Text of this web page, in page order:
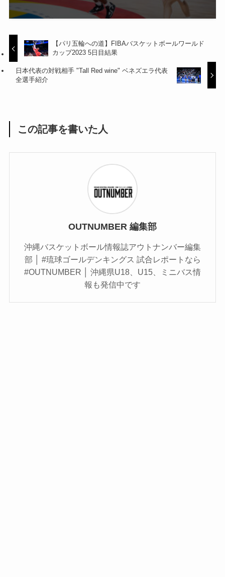
【パリ五輪への道】FIBAバスケットボールワールド
カップ2023 5日目結果
日本代表の対戦相手 "Tall Red wine" ベネズエラ代表
全選手紹介
この記事を書いた人
OUTNUMBER 編集部
沖縄バスケットボール情報誌アウトナンバー編集
部 │ #琉球ゴールデンキングス 試合レポートなら
#OUTNUMBER │ 沖縄県U18、U15、ミニバス情
報も発信中です